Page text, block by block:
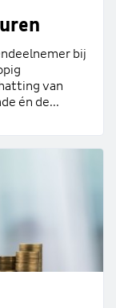
bij
van
én de...